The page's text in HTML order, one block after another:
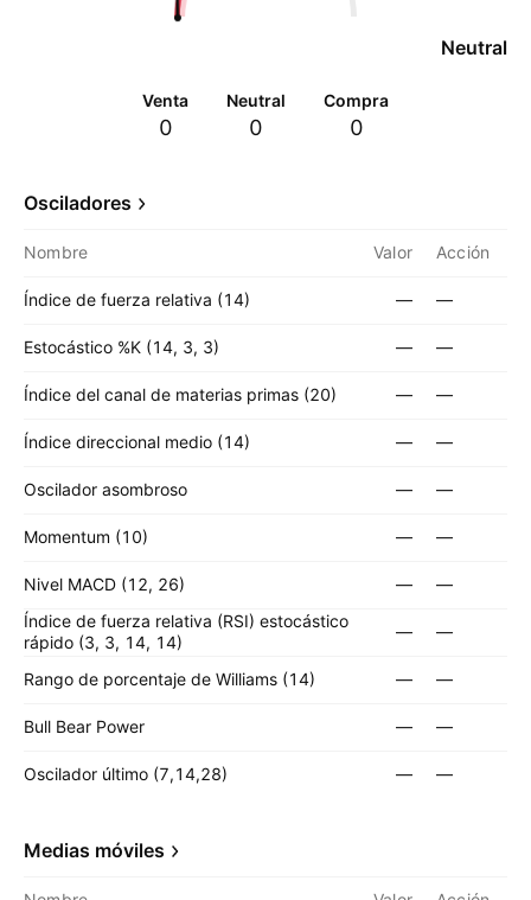
Neutral
Venta
0
Neutral
0
Compra
0
Osciladores
Nombre Valor Acción
Índice de fuerza relativa (14) — —
Estocástico %K (14, 3, 3) — —
Índice del canal de materias primas (20) — —
Índice direccional medio (14) — —
Oscilador asombroso — —
Momentum (10) — —
Nivel MACD (12, 26) —
—
Índice de fuerza relativa (RSI) estocástico
rápido (3, 3, 14, 14)
— —
Rango de porcentaje de Williams (14) — —
Bull Bear Power — —
Oscilador último (7,14,28) — —
Medias móviles